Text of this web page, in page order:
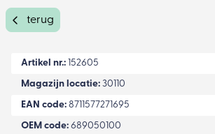
terug
Artikel nr.: 152605
Magazijn locatie: 30110
EAN code: 8711577271695
OEM code: 689050100